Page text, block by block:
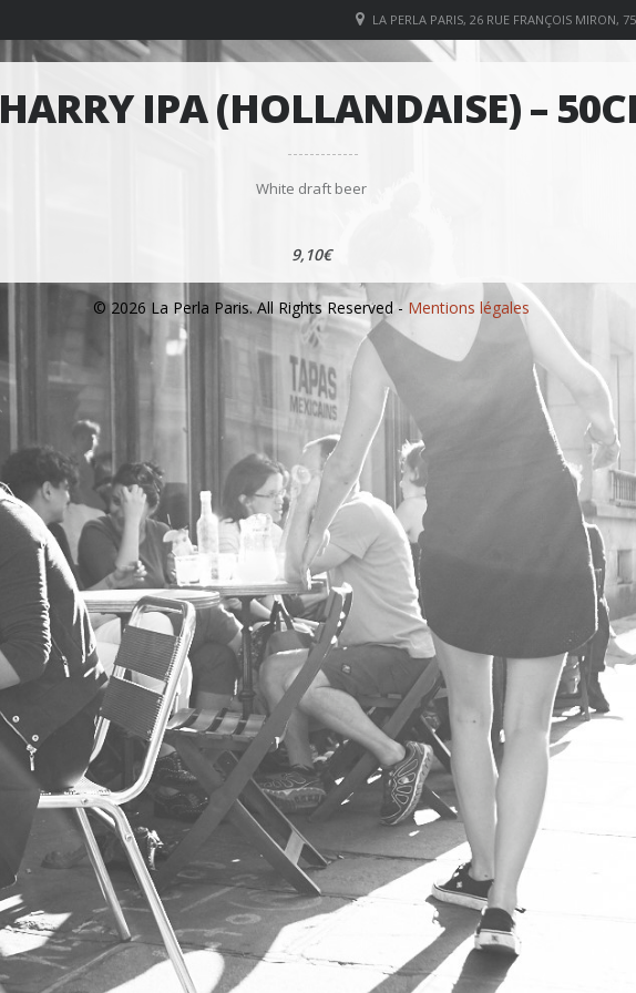
LA PERLA PARIS, 26 RUE FRANÇOIS MIRON,
HARRY IPA (HOLLANDAISE) –
White draft beer
9,10€
© 2026 La Perla Paris. All Rights Reserved - Mentions légales